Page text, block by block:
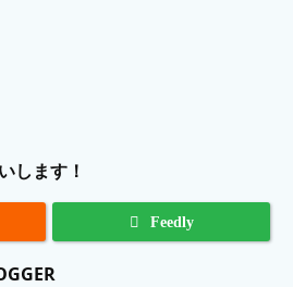
します！
Feedly